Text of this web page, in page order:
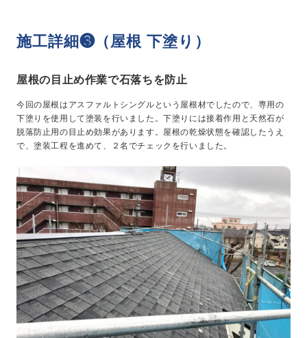
施工詳細❸（屋根 下塗り）
屋根の目止め作業で石落ちを防止
今回の屋根はアスファルトシングルという屋根材でしたので、専用の
下塗りを使用して塗装を行いました。下塗りには接着作用と天然石が
脱落防止用の目止め効果があります。屋根の乾燥状態を確認したうえ
で、塗装工程を進めて、２名でチェックを行いました。